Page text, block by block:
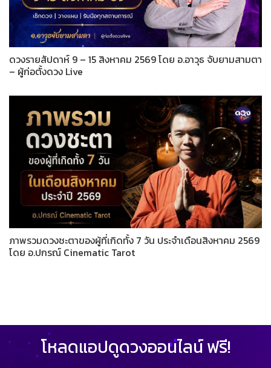
ดวงรายสัปดาห์ 9 – 15 สิงหาคม 2569 โดย อ.อาวุธ จับยามสามตา
– ผู้ก่อตั้งดวง Live
ภาพรวมดวงชะตาของผู้ที่เกิดทั้ง 7 วัน ประจำเดือนสิงหาคม 2569
โดย อ.ปกรณ์ Cinematic Tarot
โหลดแอปดูดวงออนไลน์ ฟรี!